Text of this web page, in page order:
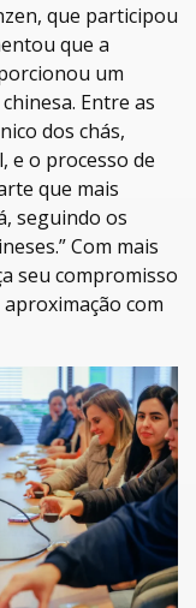
que participou
que a
um
Entre as
dos chás,
e o processo de
que mais
seguindo os
Com mais
seu compromisso
com